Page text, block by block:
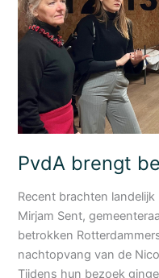
terecht
bij
PvdA brengt
Recent brachten
Mirjam Sent,
betrokken
nachtopvang van de
Tijdens hun bezoek